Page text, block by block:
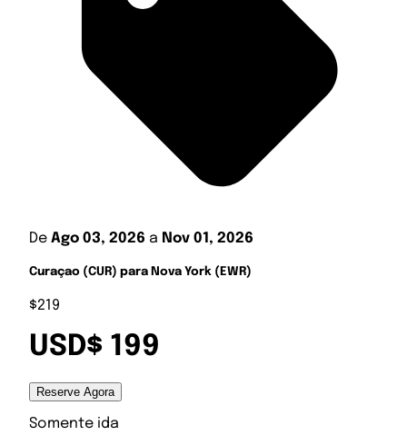
De Ago 03, 2026 a Nov 01, 2026
Curaçao (CUR) para Nova York (EWR)
$219
USD$ 199
Reserve Agora
Somente ida